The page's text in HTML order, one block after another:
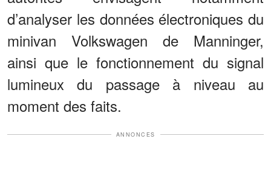
d’analyser les données électroniques du
minivan Volkswagen de Manninger,
ainsi que le fonctionnement du signal
lumineux du passage à niveau au
moment des faits.
ANNONCES